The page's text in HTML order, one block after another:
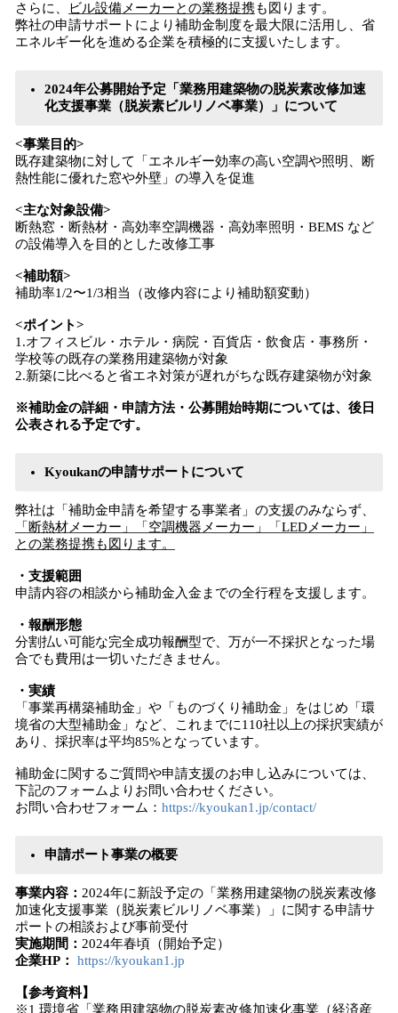
さらに、
ビル設備メーカーとの業務提携も図ります。
弊社の申請サポートにより補助金制度を最大限に活用し、省
エネルギー化を進める企業を積極的に支援いたします。
2024年公募開始予定「業務用建築物の脱炭素改修加速
化支援事業（脱炭素ビルリノベ事業）」について
<事業目的>
既存建築物に対して「エネルギー効率の高い空調や照明、断
熱性能に優れた窓や外壁」の導入を促進
<主な対象設備>
断熱窓・断熱材・高効率空調機器・高効率照明・BEMS など
の設備導入を目的とした改修工事
<補助額>
補助率1/2〜1/3相当（改修内容により補助額変動）
<ポイント>
1.オフィスビル・ホテル・病院・百貨店・飲食店・事務所・
学校等の既存の​​業務用建築物が対象
2.新築に比べると省エネ対策が遅れがちな既存建築物が対象
※補助金の詳細・申請方法・公募開始時期については、後日
公表される予定です。
Kyoukanの申請サポートについて
弊社は「補助金申請を希望する事業者」の支援のみならず、
「断熱材メーカー」「空調機器メーカー」「LEDメーカー」
との業務提携も図ります。
・支援範囲
申請内容の相談から補助金入金までの全行程を支援します。
・報酬形態
分割払い可能な完全成功報酬型で、万が一不採択となった場
合でも費用は一切いただきません。
・実績
「事業再構築補助金」や「ものづくり補助金」をはじめ「環
境省の大型補助金」など、これまでに110社以上の採択実績が
あり、採択率は平均85%となっています。
補助金に関するご質問や申請支援のお申し込みについては、
下記のフォームよりお問い合わせください。
お問い合わせフォーム： https://kyoukan1.jp/contact/
申請ポート事業の概要
事業内容： 2024年に新設予定の「業務用建築物の脱炭素改修
加速化支援事業（脱炭素ビルリノベ事業）」に関する申請サ
ポートの相談および事前受付
実施期間： 2024年春頃（開始予定）
企業HP： https://kyoukan1.jp
【参考資料】
※1 環境省「業務用建築物の脱炭素改修加速化事業（経済産